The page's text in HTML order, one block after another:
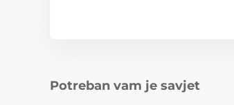
Potreban vam je savjet